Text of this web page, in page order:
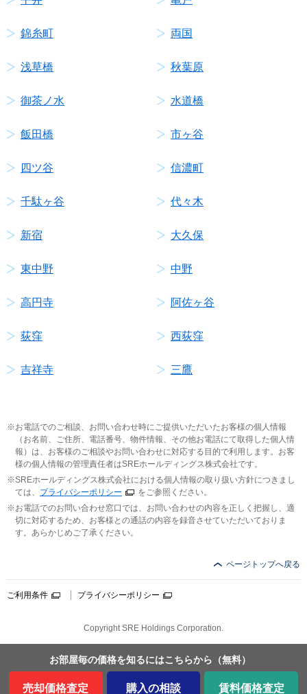
錦糸町 両国
浅草橋 秋葉原
御茶ノ水 水道橋
飯田橋 市ヶ谷
四ツ谷 信濃町
千駄ヶ谷 代々木
新宿 大久保
東中野 中野
高円寺 阿佐ヶ谷
荻窪 西荻窪
吉祥寺 三鷹
お部屋毎の価格を知るにはこちらから （無料）
売却価格査定 購入の相談 賃料価格査定
お電話でのご相談、お問い合わせ時にご提供いただいたお客様の個人情報
（お名前、ご住所、電話番号、物件情報、その他お電話にて取得した個人情
報）は、お客様のご相談やお問い合わせに対応する目的で利用します。お客
様の個人情報の管理責任者はSREホールディングス株式会社です。
SREホールディングス株式会社における個人情報の取り扱い方針につきまし
ては、 プライバシーポリシー
をご参照ください。
お電話でのお問い合わせ窓口では、お問い合わせの内容を正しく把握し、適
切に対応するため、お客様との通話の内容を録音させていただいておりま
す。あらかじめご了承ください。
ページトップへ戻る
ご利用条件 プライバシーポリシー
Copyright SRE Holdings Corporation.